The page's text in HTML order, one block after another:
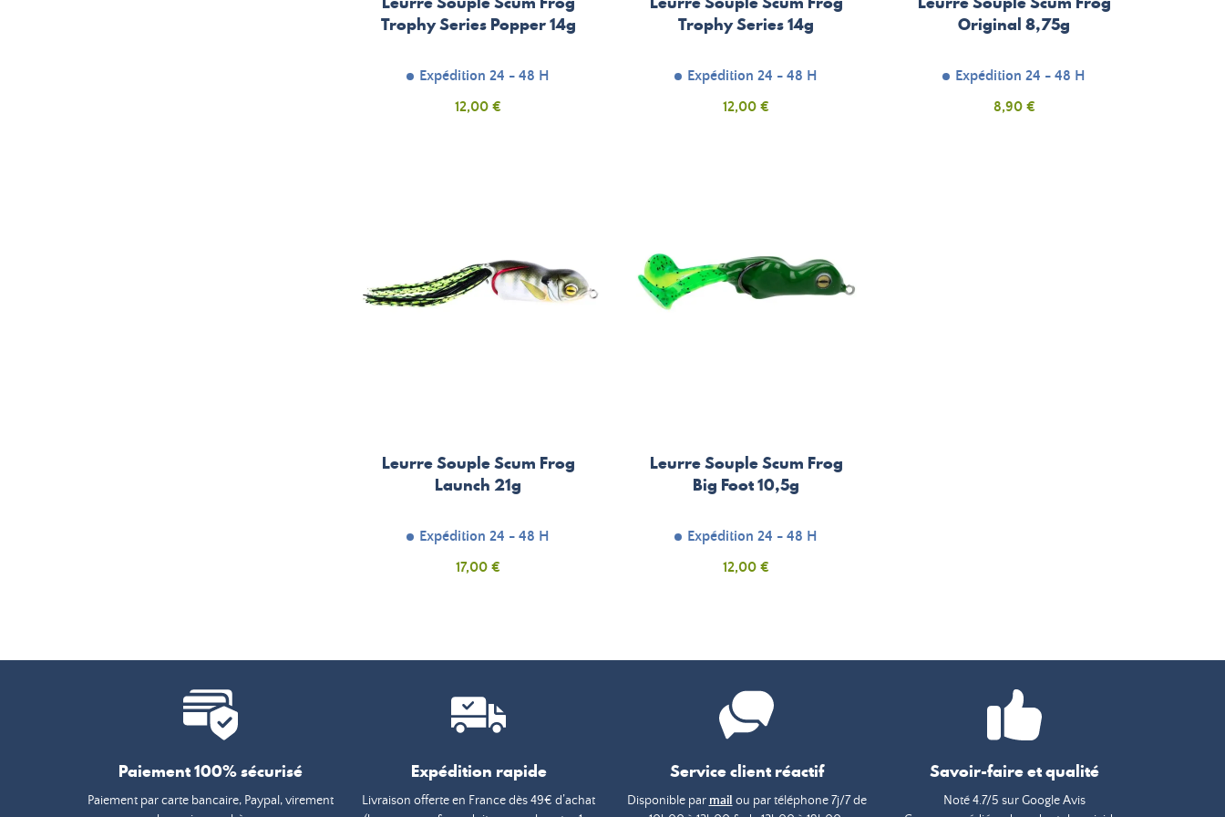
Trophy Series Popper 14g
Expédition 24 - 48 H
Prix
12,00 €
Trophy Series 14g
Expédition 24 - 48 H
Prix
12,00 €
Original 8,75g
Expédition 24 - 48 H
Prix
8,90 €
Leurre Souple Scum Frog
Launch 21g
Expédition 24 - 48 H
Prix
17,00 €
Leurre Souple Scum Frog
Big Foot 10,5g
Expédition 24 - 48 H
Prix
12,00 €
Paiement 100% sécurisé
Paiement par carte bancaire, Paypal, virement
Expédition rapide
Livraison offerte en France dès 49€ d’achat
Service client réactif
Disponible par mail ou par téléphone 7j/7 de
Savoir-faire et qualité
Noté 4.7/5 sur Google Avis